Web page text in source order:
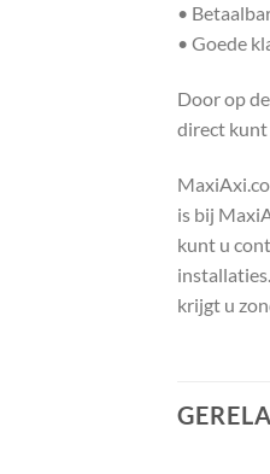
•
• Goede
Door op
direct
is bij
kunt u
krijgt u